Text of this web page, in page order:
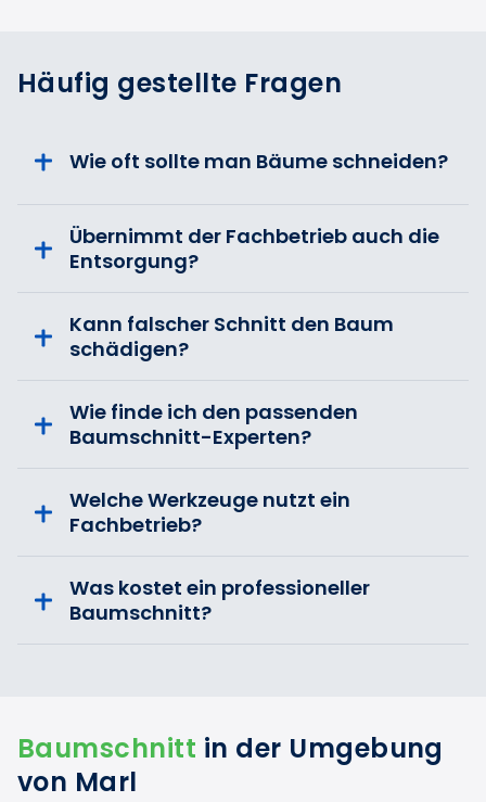
Häufig gestellte Fragen
Wie oft sollte man Bäume schneiden?
Übernimmt der Fachbetrieb auch die
Entsorgung?
Kann falscher Schnitt den Baum
schädigen?
Wie finde ich den passenden
Baumschnitt-Experten?
Welche Werkzeuge nutzt ein
Fachbetrieb?
Was kostet ein professioneller
Baumschnitt?
Baumschnitt in der Umgebung
von Marl